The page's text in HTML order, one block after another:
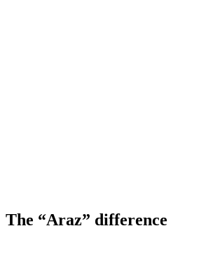
The “Araz” difference